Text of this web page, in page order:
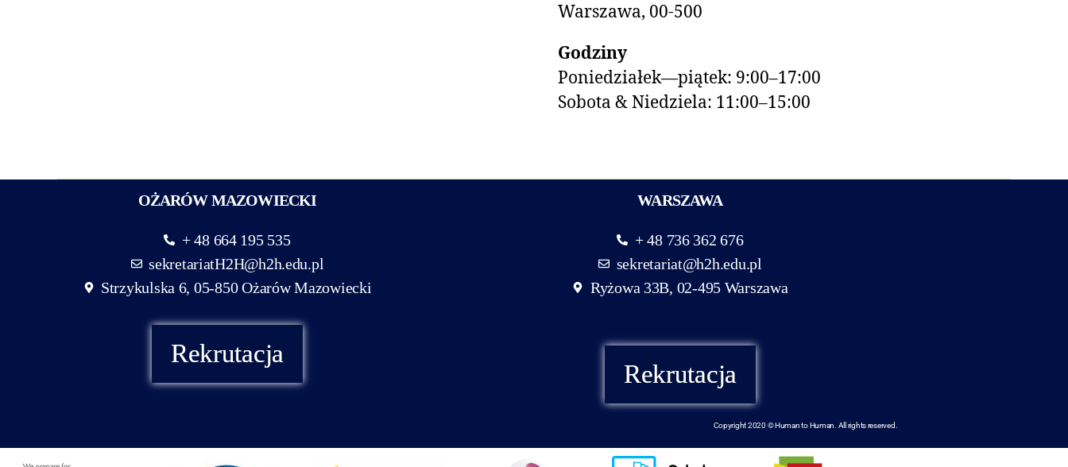
Warszawa, 00-500
Godziny
Poniedziałek—piątek: 9:00–17:00
Sobota & Niedziela: 11:00–15:00
OŻARÓW MAZOWIECKI
+ 48 664 195 535
sekretariatH2H@h2h.edu.pl
Strzykulska 6, 05-850 Ożarów Mazowiecki
Rekrutacja
WARSZAWA
+ 48 736 362 676
sekretariat@h2h.edu.pl
Ryżowa 33B, 02-495 Warszawa
Rekrutacja
Copyright 2020 © Human to Human. All rights reserved.